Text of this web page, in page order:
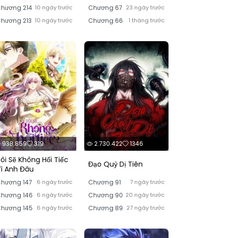
214 10 ngày trước
213 10 ngày trước
Chương 67 23 ngày trước
Chương 66 1 tháng trước
938.859 319
Sẽ Không Hối Tiếc
Anh Đâu
147 6 ngày trước
146 6 ngày trước
145 6 ngày trước
2.730.422 1346
Đạo Quỷ Dị Tiên
Chương 91 7 ngày trước
Chương 90 20 ngày trước
Chương 89 27 ngày trước